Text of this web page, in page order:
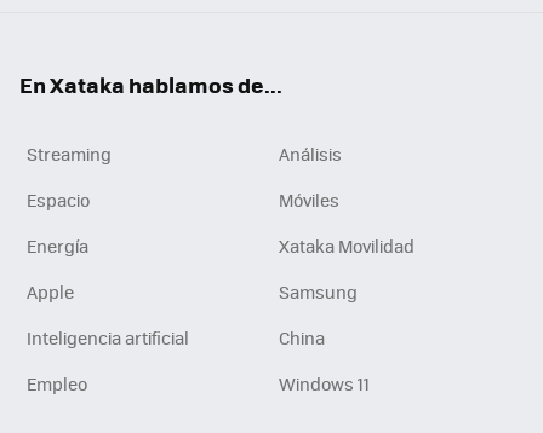
En Xataka hablamos de...
Streaming
Análisis
Espacio
Móviles
Energía
Xataka Movilidad
Apple
Samsung
Inteligencia artificial
China
Empleo
Windows 11